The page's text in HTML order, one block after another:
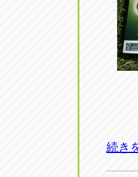
アップル尾
愛知県尾張
オートフレ
愛知県清須
続き